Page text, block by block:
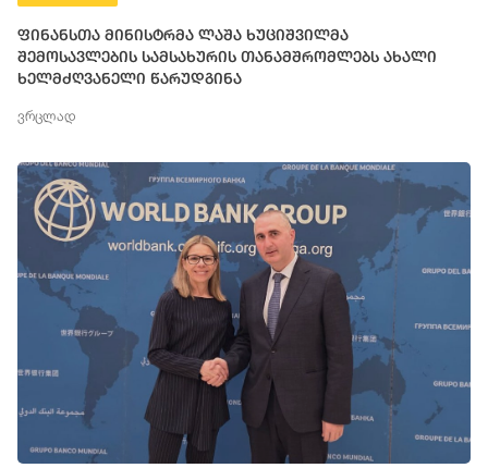
ფინანსთა მინისტრმა ლაშა ხუციშვილმა
შემოსავლების სამსახურის თანამშრომლებს ახალი
ხელმძღვანელი წარუდგინა
ვრცლად